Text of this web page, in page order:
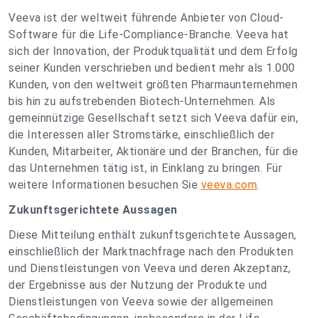
Veeva ist der weltweit führende Anbieter von Cloud-
Software für die Life-Compliance-Branche. Veeva hat
sich der Innovation, der Produktqualität und dem Erfolg
seiner Kunden verschrieben und bedient mehr als 1.000
Kunden, von den weltweit größten Pharmaunternehmen
bis hin zu aufstrebenden Biotech-Unternehmen. Als
gemeinnützige Gesellschaft setzt sich Veeva dafür ein,
die Interessen aller Stromstärke, einschließlich der
Kunden, Mitarbeiter, Aktionäre und der Branchen, für die
das Unternehmen tätig ist, in Einklang zu bringen. Für
weitere Informationen besuchen Sie veeva.com.
Zukunftsgerichtete Aussagen
Diese Mitteilung enthält zukunftsgerichtete Aussagen,
einschließlich der Marktnachfrage nach den Produkten
und Dienstleistungen von Veeva und deren Akzeptanz,
der Ergebnisse aus der Nutzung der Produkte und
Dienstleistungen von Veeva sowie der allgemeinen